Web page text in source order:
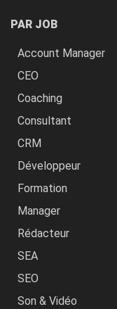
PAR JOB
Account Manager
CEO
Coaching
Consultant
CRM
Développeur
Formation
Manager
Rédacteur
SEA
SEO
Son & Vidéo